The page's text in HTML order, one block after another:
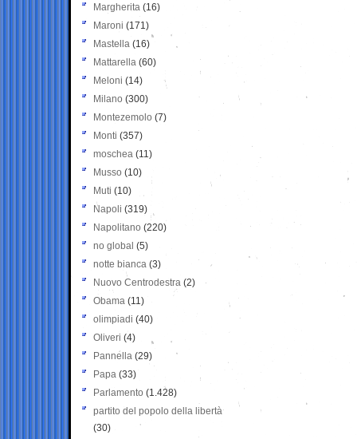
Margherita (16)
Maroni (171)
Mastella (16)
Mattarella (60)
Meloni (14)
Milano (300)
Montezemolo (7)
Monti (357)
moschea (11)
Musso (10)
Muti (10)
Napoli (319)
Napolitano (220)
no global (5)
notte bianca (3)
Nuovo Centrodestra (2)
Obama (11)
olimpiadi (40)
Oliveri (4)
Pannella (29)
Papa (33)
Parlamento (1.428)
partito del popolo della libertà
(30)